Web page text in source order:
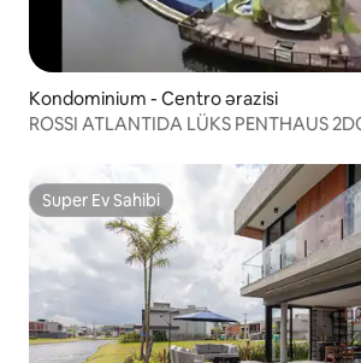
Kondominium - Centro ərazisi
ROSSI ATLANTIDA LÜKS PENTHAUS
Super Ev Sahibi
Super Ev Sahibi